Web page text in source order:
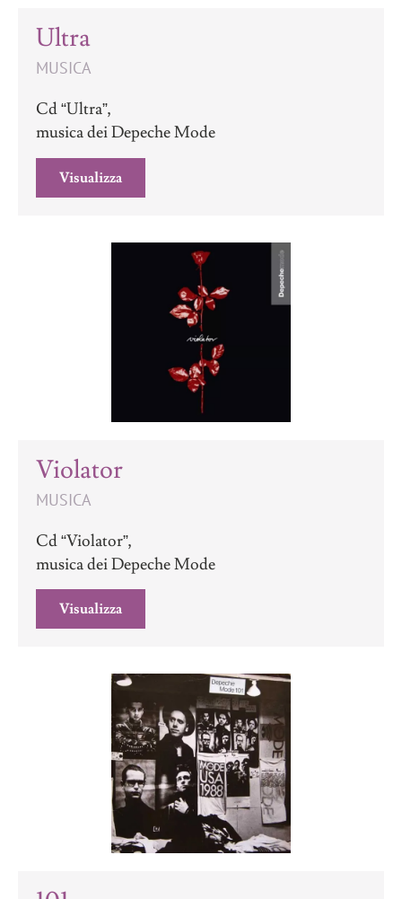
Ultra
MUSICA
Cd “Ultra”,
musica dei Depeche Mode
Visualizza
Violator
MUSICA
Cd “Violator”,
musica dei Depeche Mode
Visualizza